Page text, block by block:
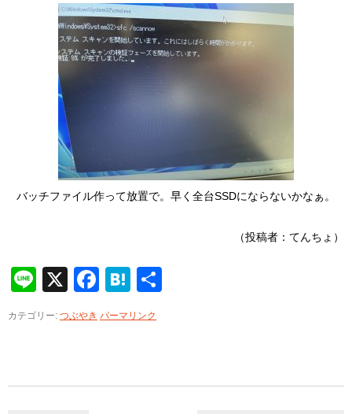
バッチファイル作って放置で。早く全台SSDにならないかなぁ。
（投稿者：てんちょ）
Line
X Facebook
Hatena
カテゴリー: つぶやき パーマリンク